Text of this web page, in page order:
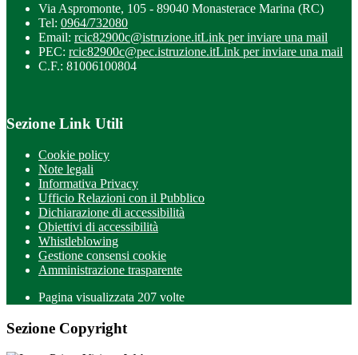
Via Aspromonte, 105 - 89040 Monasterace Marina (RC)
Tel: 0964/732080
Email: rcic82900c@istruzione.itLink per inviare una mail
PEC: rcic82900c@pec.istruzione.itLink per inviare una mail
C.F.: 81006100804
Sezione Link Utili
Cookie policy
Note legali
Informativa Privacy
Ufficio Relazioni con il Pubblico
Dichiarazione di accessibilità
Obiettivi di accessibilità
Whistleblowing
Gestione consensi cookie
Amministrazione trasparente
Pagina visualizzata 207 volte
Sezione Copyright